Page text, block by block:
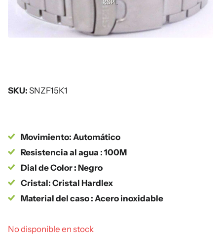
SKU:SNZF15K1
Movimiento: Automático
Resistencia al agua : 100M
Dial de Color : Negro
Cristal: Cristal Hardlex
Material del caso : Acero inoxidable
No disponible en stock